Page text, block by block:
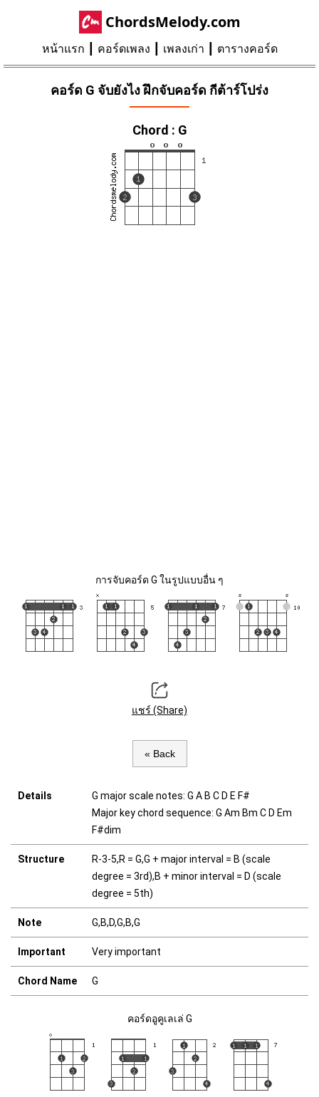
ChordsMelody.com
หน้าแรก คอร์ดเพลง เพลงเก่า ตารางคอร์ด
คอร์ด G จับยังไง ฝึกจับคอร์ด กีต้าร์โปร่ง
Chord : G
การจับคอร์ด G ในรูปแบบอื่น ๆ
แชร์ (Share)
« Back
Details
G major scale notes: G A B C D E F#
Major key chord sequence: G Am Bm C D Em
F#dim
Structure
R-3-5,R = G,G + major interval = B (scale
degree = 3rd),B + minor interval = D (scale
degree = 5th)
Note G,B,D,G,B,G
Important Very important
Chord Name G
คอร์ดอูคูเลเล่ G